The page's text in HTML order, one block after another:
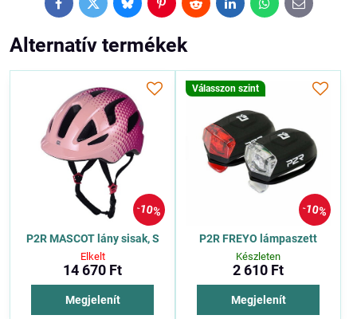
FacebookTwitterBlueskyPinterestRedditLinkedInWhatsApp
E-
mail
Alternatív termékek
10%
P2R MASCOT lány sisak, S
Elkelt
14 670 Ft
Megjelenít
10%
Válasszon szint
P2R FREYO lámpaszett
Készleten
2 610 Ft
Megjelenít